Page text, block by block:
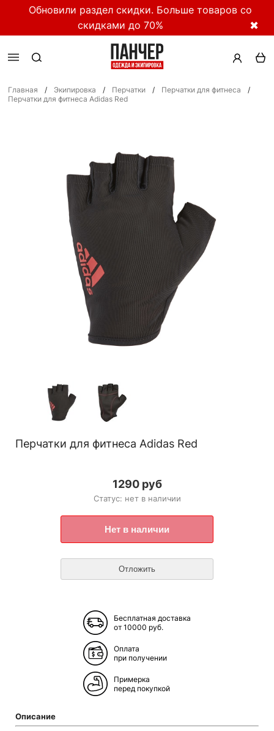
Обновили раздел скидки. Больше товаров со
скидками до 70%
✖
Главная / Экипировка / Перчатки / Перчатки для фитнеса
/
Перчатки для фитнеса Adidas Red
Перчатки для фитнеса Adidas Red
1290 руб
Статус: нет в наличии
Бесплатная доставка
от 10000 руб.
Оплата
при получении
Примерка
перед покупкой
Описание